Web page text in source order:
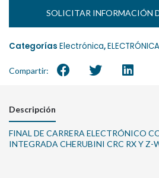
SOLICITAR INFORMACIÓN
Categorías Electrónica,
Compartir:
Descripción
FINAL DE CARRERA ELECTRÓNICO
INTEGRADA CHERUBINI CRC RX Y Z-